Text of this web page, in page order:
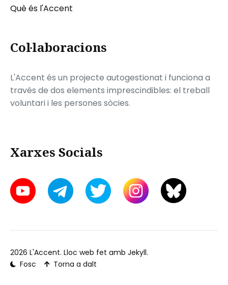
Què és l'Accent
Col·laboracions
L'Accent és un projecte autogestionat i funciona a
través de dos elements imprescindibles: el treball
voluntari i les persones sòcies.
Xarxes Socials
2026 L'Accent. Lloc web fet amb Jekyll.
Fosc
Torna a dalt